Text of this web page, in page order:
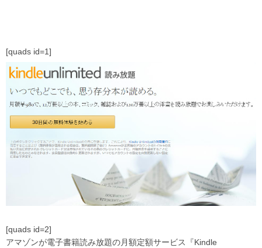
[quads id=1]
[quads id=2]
アマゾンが電子書籍読み放題の月額定額サービス『Kindle